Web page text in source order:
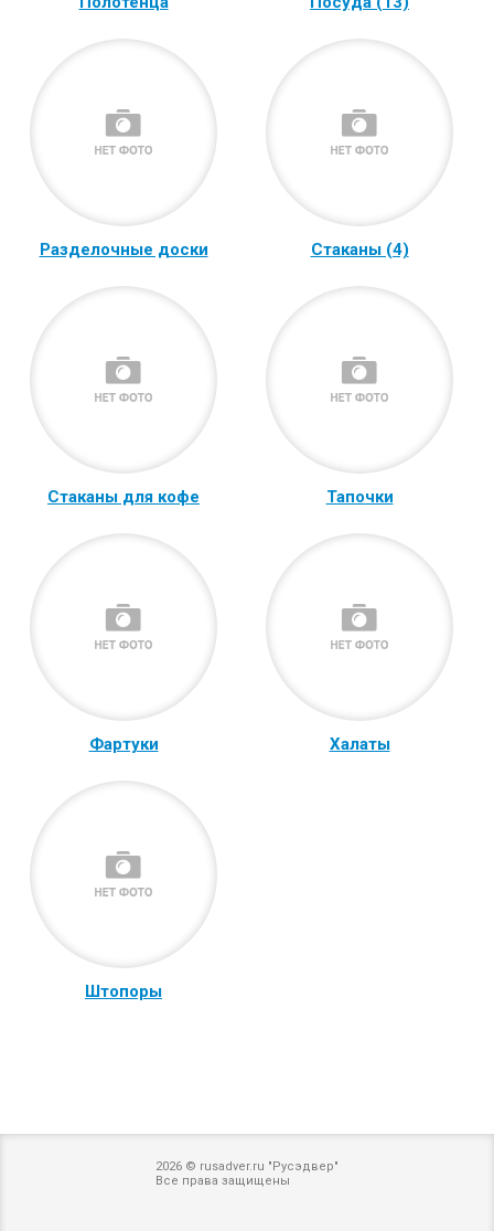
Разделочные доски Стаканы (4)
Стаканы для кофе Тапочки
Фартуки Халаты
Штопоры
2026 © rusadver.ru "Русэдвер"
Все права защищены